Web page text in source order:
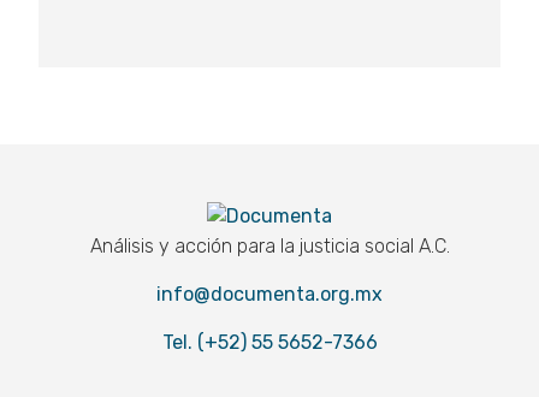
Documenta
Análisis y acción para la justicia social A.C.
info@documenta.org.mx
Tel. (+52) 55 5652-7366